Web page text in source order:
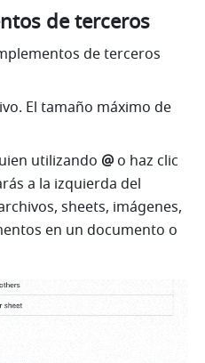
de terceros
de terceros
El tamaño máximo de
utilizando @ o haz clic
a la izquierda del
sheets, imágenes,
en un documento o